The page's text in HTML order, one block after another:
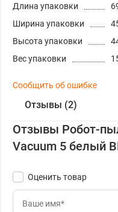
Длина упаковки
Ширина упаковки
Высота упаковки
Вес упаковки
Сообщить об ошибке
Отзывы (2)
Отзывы Робот-
Vacuum 5 белый
Оценить товар